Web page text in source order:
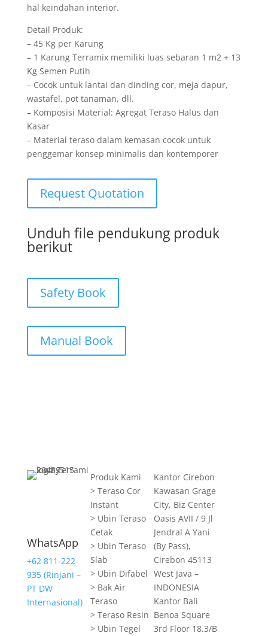
hal keindahan interior.
Detail Produk:
– 45 Kg per Karung
– 1 Karung Terramix memiliki luas sebaran 1 m2 + 13
Kg Semen Putih
– Cocok untuk lantai dan dinding cor, meja dapur,
wastafel, pot tanaman, dll.
– Komposisi Material: Agregat Teraso Halus dan
Kasar
– Material teraso dalam kemasan cocok untuk
penggemar konsep minimalis dan kontemporer
Request Quotation
Unduh file pendukung produk
berikut
Safety Book
Manual Book
WhatsApp
+62 811-222-
935 (Rinjani –
PT DW
Internasional)
Produk Kami
> Teraso Cor
Instant
> Ubin Teraso
Cetak
> Ubin Teraso
Slab
> Ubin Difabel
> Bak Air
Teraso
> Teraso Resin
> Ubin Tegel
Kantor Cirebon
Kawasan Grage
City, Biz Center
Oasis AVII / 9 Jl
Jendral A Yani
(By Pass),
Cirebon 45113
West Java –
INDONESIA
Kantor Bali
Benoa Square
3rd Floor 18.3/B